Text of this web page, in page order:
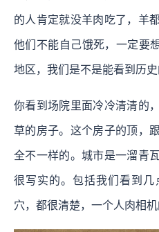
的人肯定就没羊肉吃了，羊
他们不能自己饿死，一定要
地区，我们是不是能看到历史
你看到场院里面冷冷清清的
草的房子。这个房子的顶，
全不一样的。城市是一溜青
很写实的。包括我们看到
穴，都很清楚，一个人肉相机